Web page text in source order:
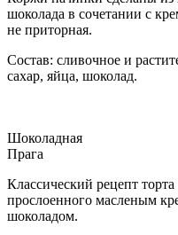
шоколада в сочетании с
не приторная.
Состав: сливочное и
сахар, яйца, шоколад.
Шоколадная
Прага
Классический рецепт
прослоенного масленым
шоколадом.